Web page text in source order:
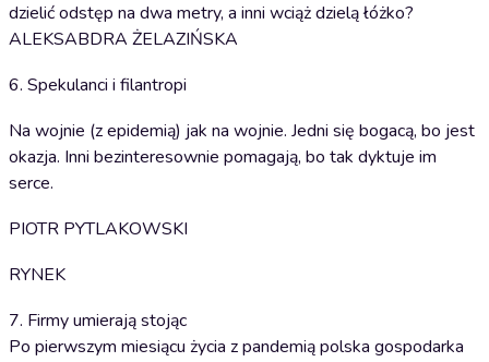
dzielić odstęp na dwa metry, a inni wciąż dzielą łóżko?
ALEKSABDRA ŻELAZIŃSKA
6. Spekulanci i filantropi
Na wojnie (z epidemią) jak na wojnie. Jedni się bogacą, bo jest
okazja. Inni bezinteresownie pomagają, bo tak dyktuje im
serce.
PIOTR PYTLAKOWSKI
RYNEK
7. Firmy umierają stojąc
Po pierwszym miesiącu życia z pandemią polska gospodarka